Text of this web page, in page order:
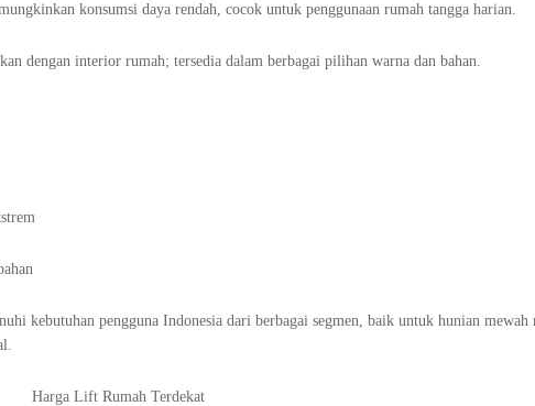
konsumsi daya rendah, cocok untuk penggunaan rumah tangga harian.
dengan interior rumah; tersedia dalam berbagai pilihan warna dan bahan.
kebutuhan pengguna Indonesia dari berbagai segmen, baik untuk hunian mewah